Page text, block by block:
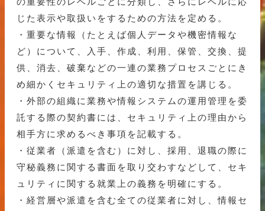
じた表示や取扱いをするための方法を定める。
・重要な情報（たとえば個人データや機密情報な
ど）について、入手、作成、利用、保管、交換、提
供、消去、破棄などの一連の業務プロセスごとにき
め細かくセキュリティ上の適切な措置を講じる。
・外部の組織に業務や情報システムの運用管理を委
託する際の契約書には、セキュリティ上の理由から
相手方に求めるべき事項を記載する。
・従業者（派遣を含む）に対し、採用、退職の際に
守秘義務に関する書面を取り交わすなどして、セキ
ュリティに関する就業上の義務を明確にする。
・経営層や派遣を含む全ての従業者に対し、情報セ